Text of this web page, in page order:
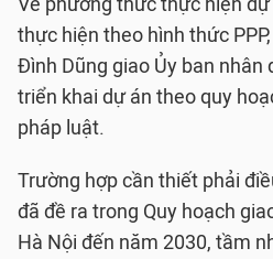
thực hiện theo hình thức
Đình Dũng giao Ủy ban nhân
triển khai dự án theo quy
pháp luật.
Trường hợp cần thiết phải
đã đề ra trong Quy hoạch
Hà Nội đến năm 2030, tầm